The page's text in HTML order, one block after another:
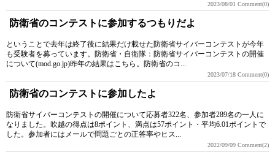
2023/08/01 Comment(0)
防衛省のコンテストに参加するつもりだよ
ということで去年は終了後に結果だけ載せた防衛省サイバーコンテストが今年
も受験者を募っています。防衛省・自衛隊：防衛省サイバーコンテストの開催
について(mod.go.jp)昨年の結果はこちら。防衛省のコ...
2023/07/18 Comment(0)
防衛省のコンテストに参加したよ
防衛省サイバーコンテストの開催について応募者322名、参加者289名の一人に
なりました。吹越の得点は8ポイント、満点は57ポイント・平均6.01ポイントで
した。参加者にはメールで問題ごとの正答率やヒス...
2022/09/09 Comment(2)